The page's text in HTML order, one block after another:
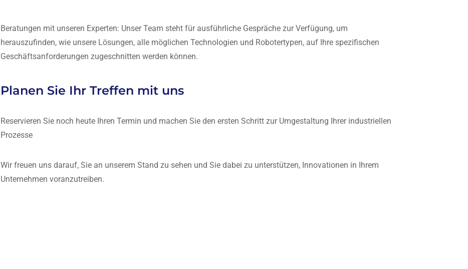
Beratungen mit unseren Experten: Unser Team steht für ausführliche Gespräche zur Verfügung, um
herauszufinden, wie unsere Lösungen, alle möglichen Technologien und Robotertypen, auf Ihre spezifischen
Geschäftsanforderungen zugeschnitten werden können.
Planen Sie Ihr Treffen mit uns
Reservieren Sie noch heute Ihren Termin und machen Sie den ersten Schritt zur Umgestaltung Ihrer industriellen
Prozesse
Wir freuen uns darauf, Sie an unserem Stand zu sehen und Sie dabei zu unterstützen, Innovationen in Ihrem
Unternehmen voranzutreiben.